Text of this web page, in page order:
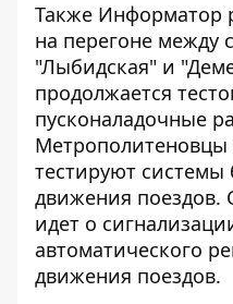
Также Информатор
на перегоне между
"Лыбидская" и
продолжается
пусконаладочные
тестируют системы
движения поездов.
идет о
автоматического
движения поездов.